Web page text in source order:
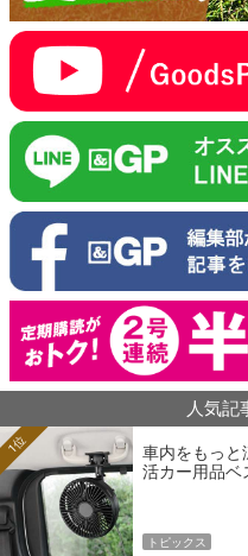
人気記
車内をもっと
活カー用品ベ
1位
トピックス